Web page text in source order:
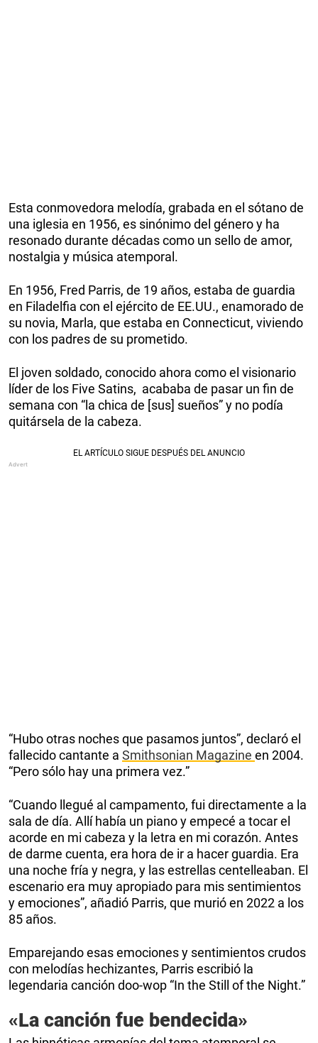
Esta conmovedora melodía, grabada en el sótano de
una iglesia en 1956, es sinónimo del género y ha
resonado durante décadas como un sello de amor,
nostalgia y música atemporal.
En 1956, Fred Parris, de 19 años, estaba de guardia
en Filadelfia con el ejército de EE.UU., enamorado de
su novia, Marla, que estaba en Connecticut, viviendo
con los padres de su prometido.
El joven soldado, conocido ahora como el visionario
líder de los Five Satins, acababa de pasar un fin de
semana con “la chica de [sus] sueños” y no podía
quitársela de la cabeza.
“Hubo otras noches que pasamos juntos”, declaró el
fallecido cantante a Smithsonian Magazine en 2004.
“Pero sólo hay una primera vez.”
“Cuando llegué al campamento, fui directamente a la
sala de día. Allí había un piano y empecé a tocar el
acorde en mi cabeza y la letra en mi corazón. Antes
de darme cuenta, era hora de ir a hacer guardia. Era
una noche fría y negra, y las estrellas centelleaban. El
escenario era muy apropiado para mis sentimientos
y emociones”, añadió Parris, que murió en 2022 a los
85 años.
Emparejando esas emociones y sentimientos crudos
con melodías hechizantes, Parris escribió la
legendaria canción doo-wop “In the Still of the Night.”
«La canción fue bendecida»